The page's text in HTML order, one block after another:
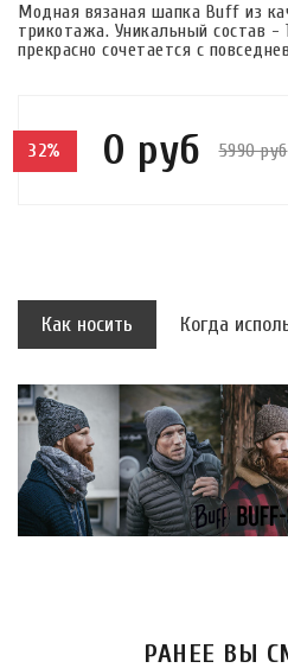
Модная вязаная шапка Buff из
трикотажа. Уникальный состав -
прекрасно сочетается с
32% 0 руб 5990 руб
Как носить Когда
РАНЕЕ ВЫ